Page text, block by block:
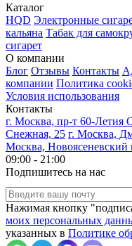
Каталог
HQD Электронные
кальяна Табак для
сигарет
О компании
Блог Отзывы Контакты
компании Политика
Условия использования
Контакты
г. Москва, пр-т 60-Летия
Снежная, 25 г. Москва,
Москва, Новоясеневский
09:00 - 21:00
Подпишитесь на нас
Нажимая кнопку
моих персональных
указанных в Политике